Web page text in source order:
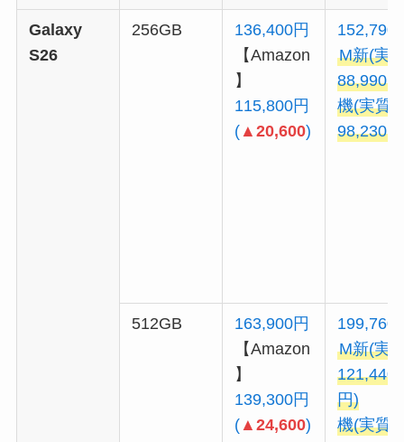
Galaxy
S26
256GB
136,400円
【Amazon
】
115,800円
( ▲20,600)
152,790
M新(実
88,990
機(実質
98,230
512GB
163,900円
【Amazon
】
139,300円
( ▲24,600)
199,760
M新(実
121,440
円)
機(実質